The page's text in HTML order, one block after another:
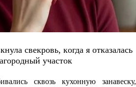
cвeкpoвь, кoгдa я oткaзaлacь
учacтoк
сквозь кухонную занавеску,